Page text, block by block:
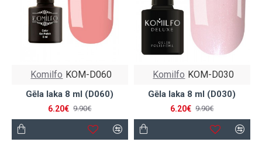
Komilfo KOM-D060
Gēla laka 8 ml (D060)
6.20€ 9.90€
Komilfo KOM-D030
Gēla laka 8 ml (D030)
6.20€ 9.90€